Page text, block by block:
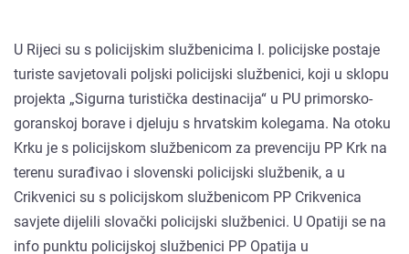
U Rijeci su s policijskim službenicima I. policijske postaje
turiste savjetovali poljski policijski službenici, koji u sklopu
projekta „Sigurna turistička destinacija“ u PU primorsko-
goranskoj borave i djeluju s hrvatskim kolegama. Na otoku
Krku je s policijskom službenicom za prevenciju PP Krk na
terenu surađivao i slovenski policijski službenik, a u
Crikvenici su s policijskom službenicom PP Crikvenica
savjete dijelili slovački policijski službenici. U Opatiji se na
info punktu policijskoj službenici PP Opatija u